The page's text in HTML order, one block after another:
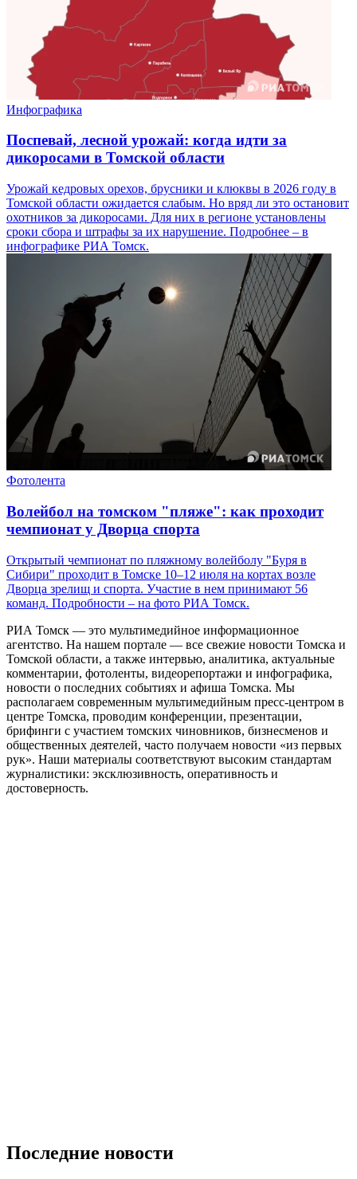
Инфографика
Поспевай, лесной урожай: когда идти за
дикоросами в Томской области
Урожай кедровых орехов, брусники и клюквы в 2026 году в
Томской области ожидается слабым. Но вряд ли это остановит
охотников за дикоросами. Для них в регионе установлены
сроки сбора и штрафы за их нарушение. Подробнее – в
инфографике РИА Томск.
Фотолента
Волейбол на томском "пляже": как проходит
чемпионат у Дворца спорта
Открытый чемпионат по пляжному волейболу "Буря в
Сибири" проходит в Томске 10–12 июля на кортах возле
Дворца зрелищ и спорта. Участие в нем принимают 56
команд. Подробности – на фото РИА Томск.
РИА Томск — это мультимедийное информационное
агентство. На нашем портале — все свежие новости Томска и
Томской области, а также интервью, аналитика, актуальные
комментарии, фотоленты, видеорепортажи и инфографика,
новости о последних событиях и афиша Томска. Мы
располагаем современным мультимедийным пресс-центром в
центре Томска, проводим конференции, презентации,
брифинги с участием томских чиновников, бизнесменов и
общественных деятелей, часто получаем новости «из первых
рук». Наши материалы соответствуют высоким стандартам
журналистики: эксклюзивность, оперативность и
достоверность.
Последние новости